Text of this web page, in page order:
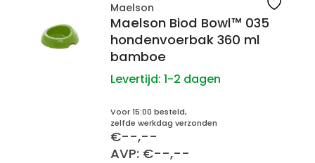
Maelson
Maelson Biod Bowl™ 035
hondenvoerbak 360 ml
bamboe
Levertijd: 1-2 dagen
Voor 15:00 besteld,
zelfde werkdag verzonden
€--,--
AVP: €--,--